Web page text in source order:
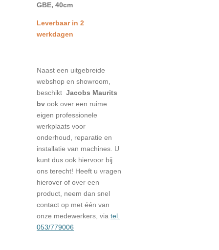
GBE, 40cm
Leverbaar in 2
werkdagen
Naast een uitgebreide
webshop en showroom,
beschikt Jacobs Maurits
bv ook over een ruime
eigen professionele
werkplaats voor
onderhoud, reparatie en
installatie van machines. U
kunt dus ook hiervoor bij
ons terecht! Heeft u vragen
hierover of over een
product, neem dan snel
contact op met één van
onze medewerkers, via tel.
053/779006